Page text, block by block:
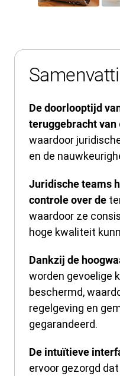
De doorlooptijd
teruggebracht van
waardoor
en de
Juridische teams
controle over de
waardoor ze
hoge kwaliteit
Dankzij de
worden gevoelige
beschermd,
regelgeving en
gegarandeerd.
De intuïtieve
ervoor gezorgd